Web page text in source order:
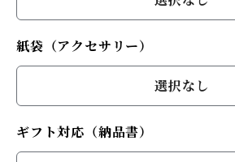
紙袋（アクセサリー）
選択なし
ギフト対応（納品書）